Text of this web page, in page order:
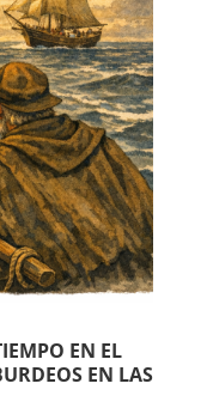
EN EL
EN LAS